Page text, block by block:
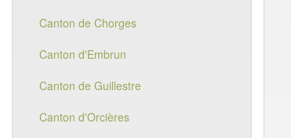
Canton de Chorges
Canton d'Embrun
Canton de Guillestre
Canton d'Orcières